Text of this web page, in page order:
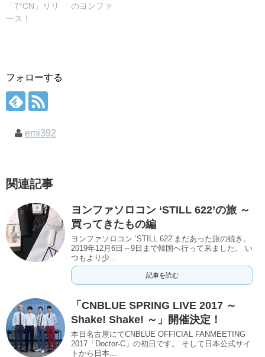
「7°CN」リリ
ース！
のヨンファ
フォローする
emi392
関連記事
ヨンファソロコン ‘STILL 622’の旅 ～
買ってきたもの編
ヨンファソロコン ‘STILL 622’まだあった旅の続き。
2019年12月6日～9日まで韓国へ行って来ました。 い
つもより少...
記事を読む
「CNBLUE SPRING LIVE 2017 ～
Shake! Shake! ～」開催決定！
本日名古屋にてCNBLUE OFFICIAL FANMEETING
2017「Doctor-C」の初日です。 そして日本公式サイ
トから日本...